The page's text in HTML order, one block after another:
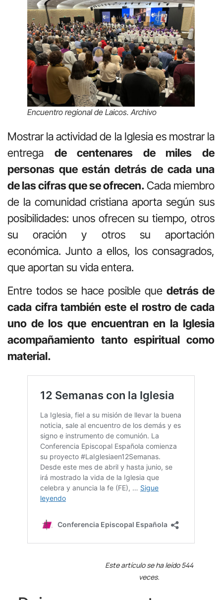
Encuentro regional de Laicos. Archivo
Mostrar la actividad de la Iglesia es mostrar la
entrega de centenares de miles de
personas que están detrás de cada una
de las cifras que se ofrecen.Cada miembro
de la comunidad cristiana aporta según sus
posibilidades: unos ofrecen su tiempo, otros
su oración y otros su aportación
económica. Junto a ellos, los consagrados,
que aportan su vida entera.
Entre todos se hace posible que detrás de
cada cifra también este el rostro de cada
uno de los que encuentran en la Iglesia
acompañamiento tanto espiritual como
material.
Este artículo se ha leído 544
veces.